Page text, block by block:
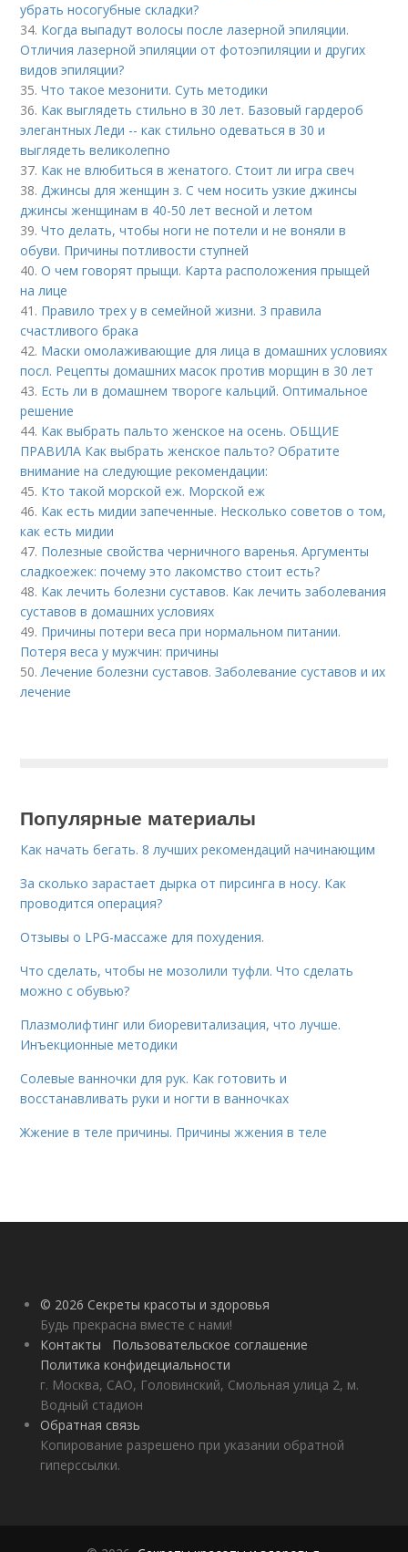
убрать носогубные складки?
34. Когда выпадут волосы после лазерной эпиляции.
Отличия лазерной эпиляции от фотоэпиляции и других
видов эпиляции?
35.Что такое мезонити. Суть методики
36. Как выглядеть стильно в 30 лет. Базовый гардероб
элегантных Леди -- как стильно одеваться в 30 и
выглядеть великолепно
37. Как не влюбиться в женатого. Стоит ли игра свеч
38.Джинсы для женщин з. С чем носить узкие джинсы
джинсы женщинам в 40-50 лет весной и летом
39.Что делать, чтобы ноги не потели и не воняли в
обуви. Причины потливости ступней
40.О чем говорят прыщи. Карта расположения прыщей
на лице
41. Правило трех у в семейной жизни. 3 правила
счастливого брака
42. Маски омолаживающие для лица в домашних условиях
посл. Рецепты домашних масок против морщин в 30 лет
43. Есть ли в домашнем твороге кальций. Оптимальное
решение
44. Как выбрать пальто женское на осень. ОБЩИЕ
ПРАВИЛА Как выбрать женское пальто? Обратите
внимание на следующие рекомендации:
45. Кто такой морской еж. Морской еж
46. Как есть мидии запеченные. Несколько советов о том,
как есть мидии
47. Полезные свойства черничного варенья. Аргументы
сладкоежек: почему это лакомство стоит есть?
48. Как лечить болезни суставов. Как лечить заболевания
суставов в домашних условиях
49. Причины потери веса при нормальном питании.
Потеря веса у мужчин: причины
50.Лечение болезни суставов. Заболевание суставов и их
лечение
Популярные материалы
Как начать бегать. 8 лучших рекомендаций начинающим
За сколько зарастает дырка от пирсинга в носу. Как
проводится операция?
Отзывы о LPG-массаже для похудения.
Что сделать, чтобы не мозолили туфли. Что сделать
можно с обувью?
Плазмолифтинг или биоревитализация, что лучше.
Инъекционные методики
Солевые ванночки для рук. Как готовить и
восстанавливать руки и ногти в ванночках
Жжение в теле причины. Причины жжения в теле
© 2026 Секреты красоты и здоровья
Будь прекрасна вместе с нами!
Контакты
Пользовательское соглашение
Политика конфидециальности
г. Москва, САО, Головинский, Смольная улица 2, м.
Водный стадион
Обратная связь
Копирование разрешено при указании обратной
гиперссылки.